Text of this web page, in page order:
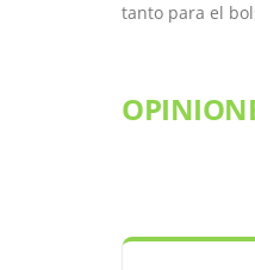
tanto para el